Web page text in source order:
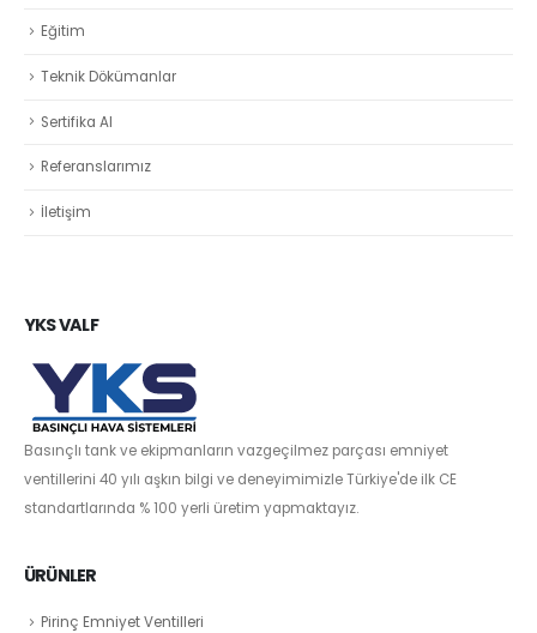
Eğitim
Teknik Dökümanlar
Sertifika Al
Referanslarımız
İletişim
YKS VALF
Basınçlı tank ve ekipmanların vazgeçilmez parçası emniyet
ventillerini 40 yılı aşkın bilgi ve deneyimimizle Türkiye'de ilk CE
standartlarında % 100 yerli üretim yapmaktayız.
ÜRÜNLER
Pirinç Emniyet Ventilleri